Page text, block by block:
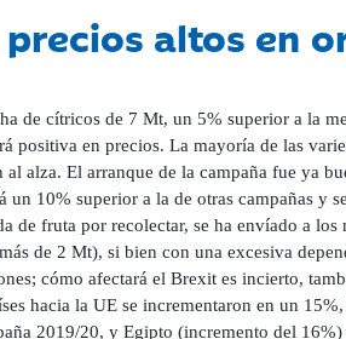
altos en
de cítricos de 7 Mt, un 5% superior a la
positiva en precios. La mayoría de las
alza. El arranque de la campaña fue ya
un 10% superior a la de otras campañas y
de fruta por recolectar, se ha envíado a
de 2 Mt), si bien con una excesiva
cómo afectará el Brexit es incierto,
hacia la UE se incrementaron en un
2019/20, y Egipto (incremento del